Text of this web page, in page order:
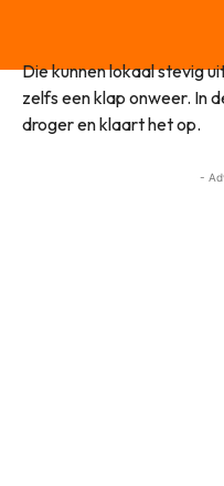
Die kunnen lokaal stevig
zelfs een klap onweer. In
droger en klaart het op.
-